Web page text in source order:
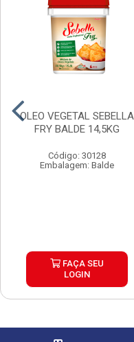
OLEO VEGETAL SEBELLA
FRY BALDE 14,5KG
Código: 30128
Embalagem: Balde
FAÇA SEU
LOGIN